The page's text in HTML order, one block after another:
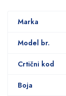
Marka
Model br.
Crtični kod
Boja